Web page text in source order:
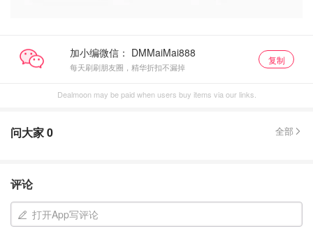
加小编微信：
每天刷刷朋友圈，精华折扣不漏掉
复制
Dealmoon may be paid when users buy items via our links.
问大家0 全部
评论
打开App写评论